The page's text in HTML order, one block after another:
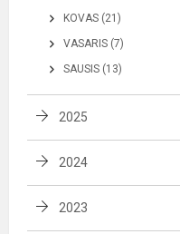
KOVAS (21)
VASARIS (7)
SAUSIS (13)
2025
2024
2023